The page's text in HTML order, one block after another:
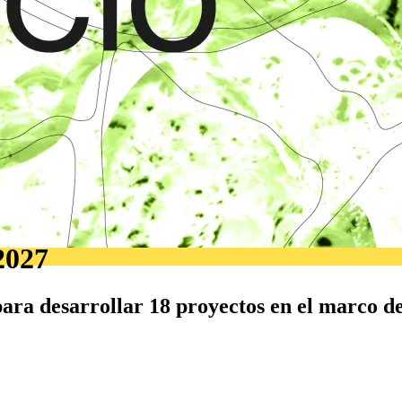
desarrollar 18 proyectos en el marco